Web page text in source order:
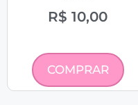
R$ 10,00
COMPRAR